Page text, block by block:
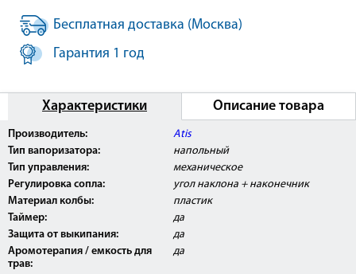
Бесплатная доставка (Москва)
Гарантия 1 год
Характеристики Описание товара
Производитель:
Atis
Тип вапоризатора:
напольный
Тип управления:
механическое
Регулировка сопла:
угол наклона + наконечник
Материал колбы:
пластик
Таймер:
да
Защита от выкипания:
да
Аромотерапия / емкость для
трав:
да
Внимание: Вапоризатор Атисмед ВМ
клинические испытания, имеет Регистрационное
Удостоверение Росздравнадзора РФ, а также
сертификат соответствия РОСТ. Номер РУ
2016/5095